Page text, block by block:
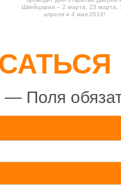
Швейцарии – 2 марта, 23 марта,
апреля и 4 мая 2019!
— Поля